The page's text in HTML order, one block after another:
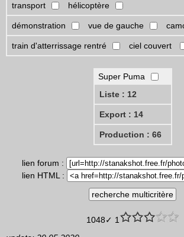
transport
hélicoptère
démonstration vue de gauche
train d'atterrissage rentré ciel couvert
Super Puma
Liste : 12
Export : 14
Production : 66
lien forum :
lien HTML :
1048✓ 1